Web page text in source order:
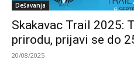
Dešavanja
Skakavac Trail 2025:
prirodu, prijavi se do
20/08/2025